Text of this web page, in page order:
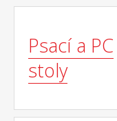
Psací a PC
stoly